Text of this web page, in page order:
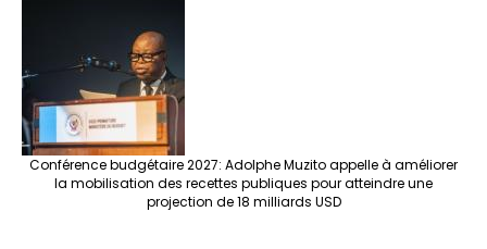
Conférence budgétaire 2027: Adolphe Muzito appelle à améliorer
la mobilisation des recettes publiques pour atteindre une
projection de 18 milliards USD